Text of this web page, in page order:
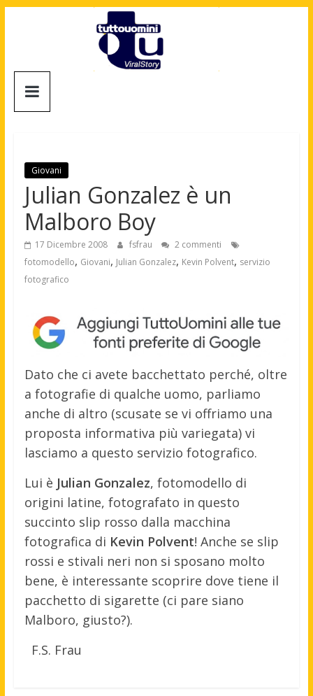
Tuttouomini
Motori,
gay
news
moda
maschile
Giovani
Julian Gonzalez è un
Malboro Boy
17 Dicembre 2008 fsfrau
2 commenti
fotomodello, Giovani, Julian Gonzalez, Kevin Polvent, servizio
fotografico
Dato che ci avete bacchettato perché, oltre
a fotografie di qualche uomo, parliamo
anche di altro (scusate se vi offriamo una
proposta informativa più variegata) vi
lasciamo a questo servizio fotografico.
Lui è Julian Gonzalez, fotomodello di
origini latine, fotografato in questo
succinto slip rosso dalla macchina
fotografica di Kevin Polvent! Anche se slip
rossi e stivali neri non si sposano molto
bene, è interessante scoprire dove tiene il
pacchetto di sigarette (ci pare siano
Malboro, giusto?).
F.S. Frau